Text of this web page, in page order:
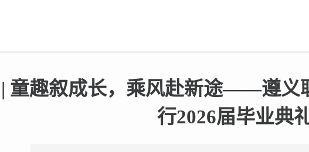
童趣叙成长，乘风赴新途——遵义
行2026届毕业典